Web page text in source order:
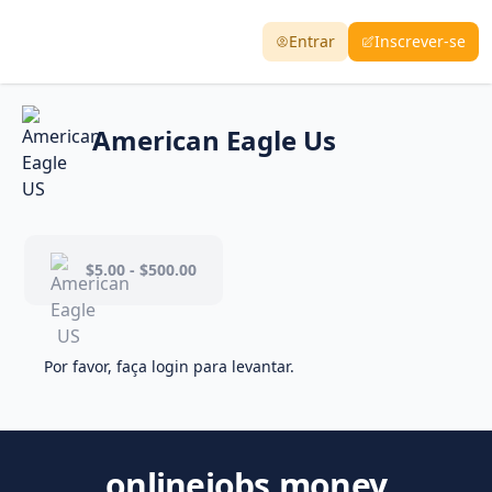
Entrar Inscrever-se
American Eagle Us
$5.00 - $500.00
Por favor, faça login para levantar.